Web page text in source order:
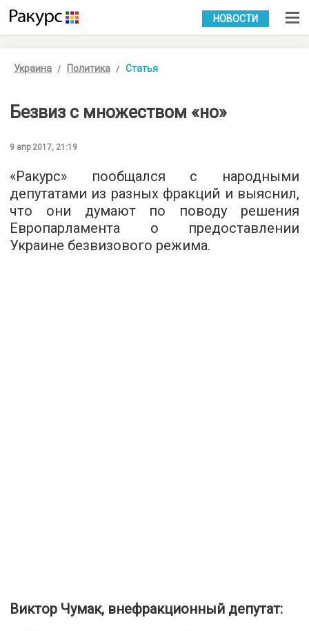
УКР РУС
НОВОСТИ
Украина Политика Статья
Безвиз с множеством «но»
9 апр 2017, 21:19
«Ракурс» пообщался с народными
депутатами из разных фракций и выяснил,
что они думают по поводу решения
Европарламента о предоставлении
Украине безвизового режима.
Виктор Чумак, внефракционный депутат: